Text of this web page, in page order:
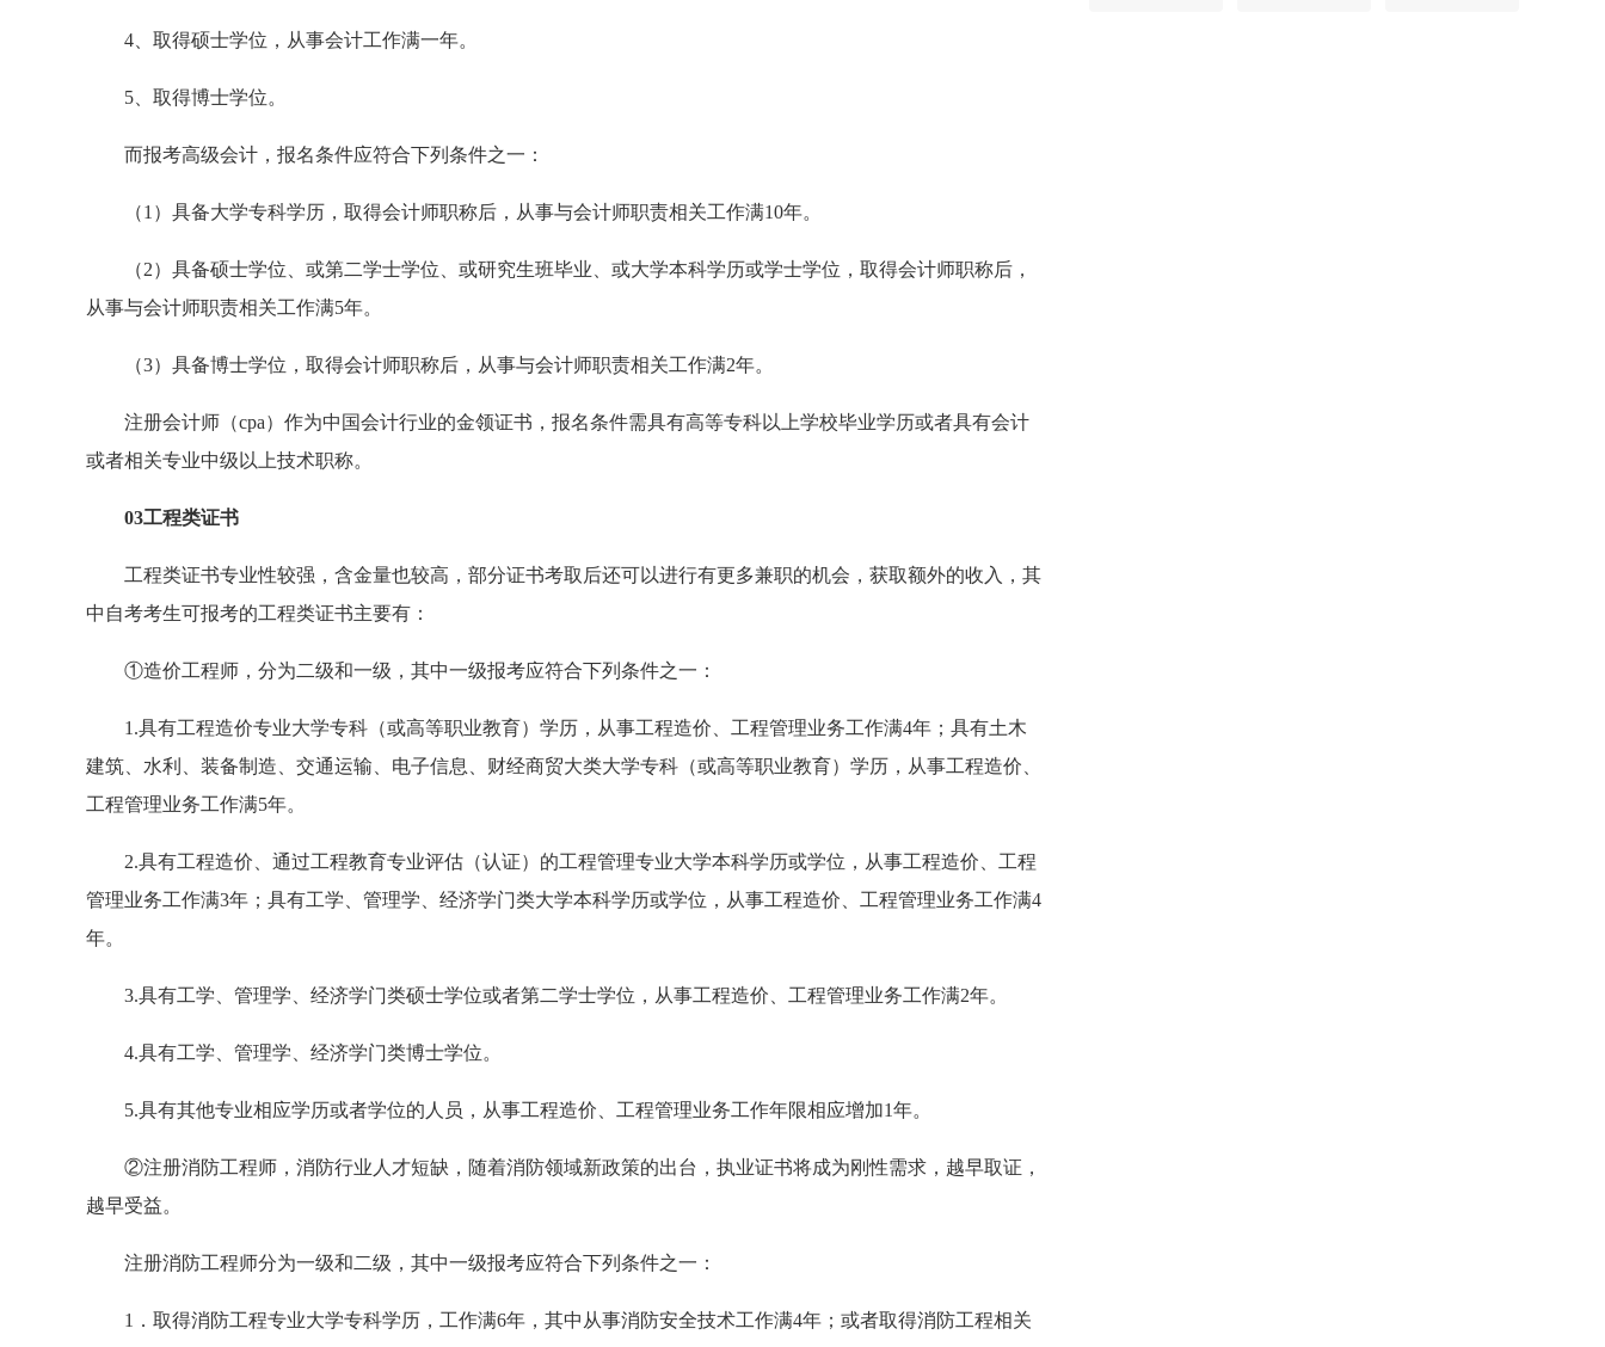
4、取得硕士学位，从事会计工作满一年。
5、取得博士学位。
而报考高级会计，报名条件应符合下列条件之一：
（1）具备大学专科学历，取得会计师职称后，从事与会计师职责相关工作满10年。
（2）具备硕士学位、或第二学士学位、或研究生班毕业、或大学本科学历或学士学位，取得会计师职称后，
从事与会计师职责相关工作满5年。
（3）具备博士学位，取得会计师职称后，从事与会计师职责相关工作满2年。
注册会计师（cpa）作为中国会计行业的金领证书，报名条件需具有高等专科以上学校毕业学历或者具有会计
或者相关专业中级以上技术职称。
03工程类证书
工程类证书专业性较强，含金量也较高，部分证书考取后还可以进行有更多兼职的机会，获取额外的收入，其
中自考考生可报考的工程类证书主要有：
①造价工程师，分为二级和一级，其中一级报考应符合下列条件之一：
1.具有工程造价专业大学专科（或高等职业教育）学历，从事工程造价、工程管理业务工作满4年；具有土木
建筑、水利、装备制造、交通运输、电子信息、财经商贸大类大学专科（或高等职业教育）学历，从事工程造价、
工程管理业务工作满5年。
2.具有工程造价、通过工程教育专业评估（认证）的工程管理专业大学本科学历或学位，从事工程造价、工程
管理业务工作满3年；具有工学、管理学、经济学门类大学本科学历或学位，从事工程造价、工程管理业务工作满4
年。
3.具有工学、管理学、经济学门类硕士学位或者第二学士学位，从事工程造价、工程管理业务工作满2年。
4.具有工学、管理学、经济学门类博士学位。
5.具有其他专业相应学历或者学位的人员，从事工程造价、工程管理业务工作年限相应增加1年。
②注册消防工程师，消防行业人才短缺，随着消防领域新政策的出台，执业证书将成为刚性需求，越早取证，
越早受益。
注册消防工程师分为一级和二级，其中一级报考应符合下列条件之一：
1．取得消防工程专业大学专科学历，工作满6年，其中从事消防安全技术工作满4年；或者取得消防工程相关